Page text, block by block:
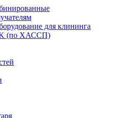
для клининга
(по ХАССП)